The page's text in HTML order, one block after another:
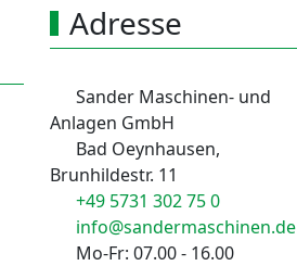
Adresse
Sander Maschinen- und
Anlagen GmbH
Bad Oeynhausen,
Brunhildestr. 11
+49 5731 302 75 0
info@sandermaschinen.de
Mo-Fr: 07.00 - 16.00